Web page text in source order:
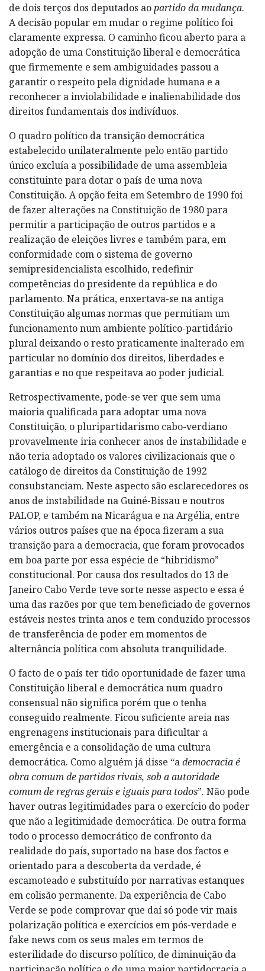
de dois terços dos deputados aopartido da mudança.
A decisão popular em mudar o regime político foi
claramente expressa. O caminho ficou aberto para a
adopção de uma Constituição liberal e democrática
que firmemente e sem ambiguidades passou a
garantir o respeito pela dignidade humana e a
reconhecer a inviolabilidade e inalienabilidade dos
direitos fundamentais dos indivíduos.
O quadro político da transição democrática
estabelecido unilateralmente pelo então partido
único excluía a possibilidade de uma assembleia
constituinte para dotar o país de uma nova
Constituição. A opção feita em Setembro de 1990 foi
de fazer alterações na Constituição de 1980 para
permitir a participação de outros partidos e a
realização de eleições livres e também para, em
conformidade com o sistema de governo
semipresidencialista escolhido, redefinir
competências do presidente da república e do
parlamento. Na prática, enxertava-se na antiga
Constituição algumas normas que permitiam um
funcionamento num ambiente político-partidário
plural deixando o resto praticamente inalterado em
particular no domínio dos direitos, liberdades e
garantias e no que respeitava ao poder judicial.
Retrospectivamente, pode-se ver que sem uma
maioria qualificada para adoptar uma nova
Constituição, o pluripartidarismo cabo-verdiano
provavelmente iria conhecer anos de instabilidade e
não teria adoptado os valores civilizacionais que o
catálogo de direitos da Constituição de 1992
consubstanciam. Neste aspecto são esclarecedores os
anos de instabilidade na Guiné-Bissau e noutros
PALOP, e também na Nicarágua e na Argélia, entre
vários outros países que na época fizeram a sua
transição para a democracia, que foram provocados
em boa parte por essa espécie de “hibridismo”
constitucional. Por causa dos resultados do 13 de
Janeiro Cabo Verde teve sorte nesse aspecto e essa é
uma das razões por que tem beneficiado de governos
estáveis nestes trinta anos e tem conduzido processos
de transferência de poder em momentos de
alternância política com absoluta tranquilidade.
O facto de o país ter tido oportunidade de fazer uma
Constituição liberal e democrática num quadro
consensual não significa porém que o tenha
conseguido realmente. Ficou suficiente areia nas
engrenagens institucionais para dificultar a
emergência e a consolidação de uma cultura
democrática. Como alguém já disse “ademocracia é
obra comum de partidos rivais, sob a autoridade
comum de regras gerais e iguais para todos”. Não pode
haver outras legitimidades para o exercício do poder
que não a legitimidade democrática. De outra forma
todo o processo democrático de confronto da
realidade do país, suportado na base dos factos e
orientado para a descoberta da verdade, é
escamoteado e substituído por narrativas estanques
em colisão permanente. Da experiência de Cabo
Verde se pode comprovar que daí só pode vir mais
polarização política e exercícios em pós-verdade e
fake news com os seus males em termos de
esterilidade do discurso político, de diminuição da